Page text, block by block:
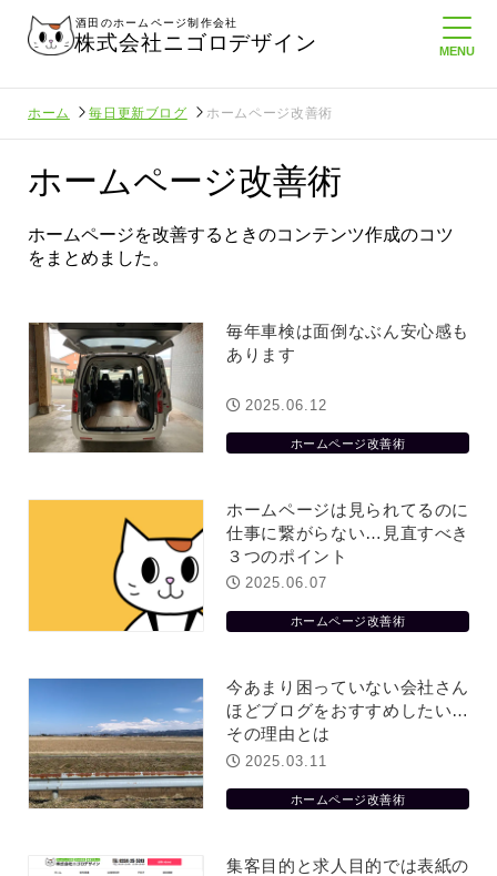
酒田のホームページ制作会社
株式会社ニゴロデザイン
ホーム 毎日更新ブログ ホームページ改善術
ホームページ改善術
ホームページを改善するときのコンテンツ作成のコツ
をまとめました。
毎年車検は面倒なぶん安心感も
あります
ホームページ改善術
2025.06.12
ホームページは見られてるのに
仕事に繋がらない…見直すべき
３つのポイント
ホームページ改善術
2025.06.07
今あまり困っていない会社さん
ほどブログをおすすめしたい…
その理由とは
ホームページ改善術
2025.03.11
集客目的と求人目的では表紙の
に立ちたい
益が残らない仕事になってしまって
た…
2026.07.29